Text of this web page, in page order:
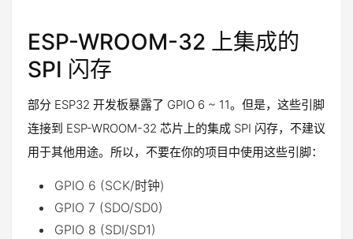
ESP-WROOM-32 上集成的
SPI 闪存
部分 ESP32 开发板暴露了 GPIO 6 ~ 11。但是，这些引脚
连接到 ESP-WROOM-32 芯片上的集成 SPI 闪存，不建议
用于其他用途。所以，不要在你的项目中使用这些引脚：
GPIO 6 (SCK/时钟)
GPIO 7 (SDO/SD0)
GPIO 8 (SDI/SD1)